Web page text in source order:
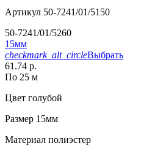
Артикул 50-7241/01/5150
50-7241/01/5260
15мм
checkmark_alt_circleВыбрать
61.74 р.
По 25 м
Цвет голубой
Размер 15мм
Материал полиэстер